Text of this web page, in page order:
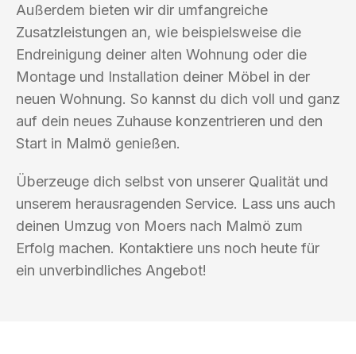
Außerdem bieten wir dir umfangreiche
Zusatzleistungen an, wie beispielsweise die
Endreinigung deiner alten Wohnung oder die
Montage und Installation deiner Möbel in der
neuen Wohnung. So kannst du dich voll und ganz
auf dein neues Zuhause konzentrieren und den
Start in Malmö genießen.
Überzeuge dich selbst von unserer Qualität und
unserem herausragenden Service. Lass uns auch
deinen Umzug von Moers nach Malmö zum
Erfolg machen. Kontaktiere uns noch heute für
ein unverbindliches Angebot!